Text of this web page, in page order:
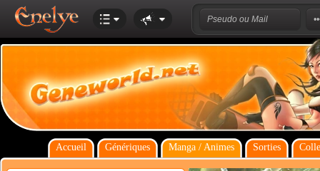
Accueil Génériques Manga / Animes Sorties